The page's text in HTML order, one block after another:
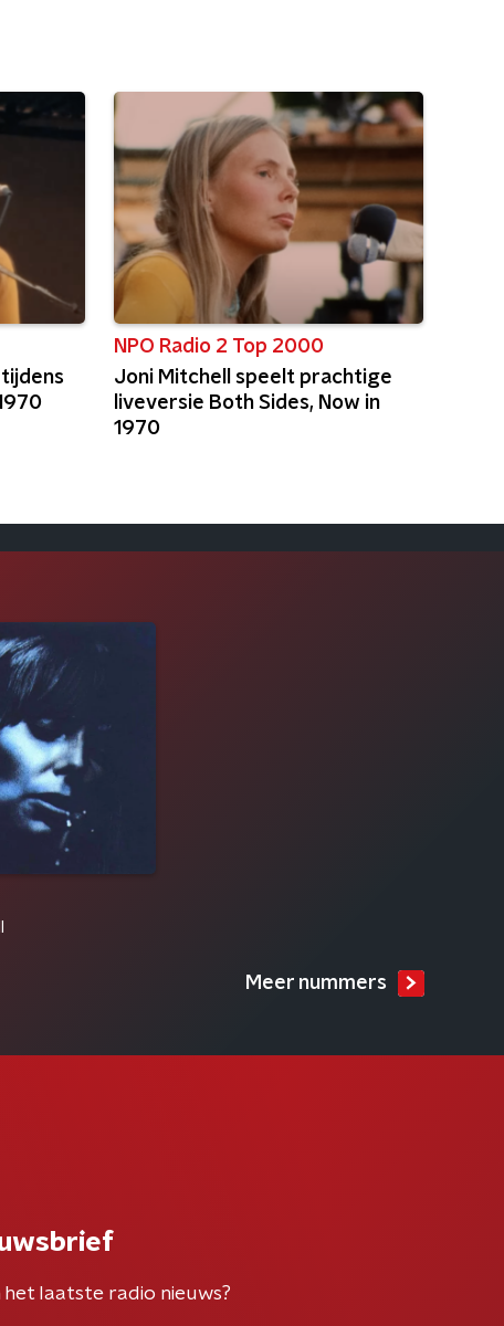
NPO Radio 2 Top 2000
Joni Mitchell speelt prachtige
liveversie Both Sides, Now in
1970
Meer nummers
laatste radio nieuws?